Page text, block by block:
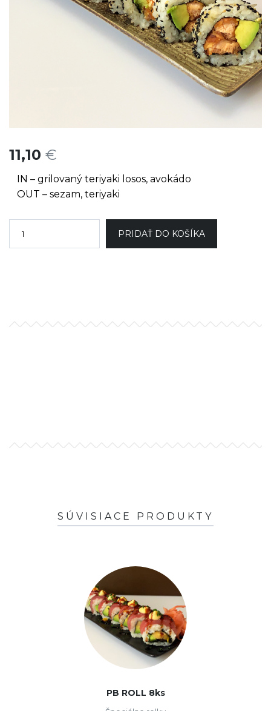
11,10 €
IN – grilovaný teriyaki losos, avokádo
OUT – sezam, teriyaki
PRIDAŤ DO KOŠÍKA
SÚVISIACE PRODUKTY
PB ROLL 8ks